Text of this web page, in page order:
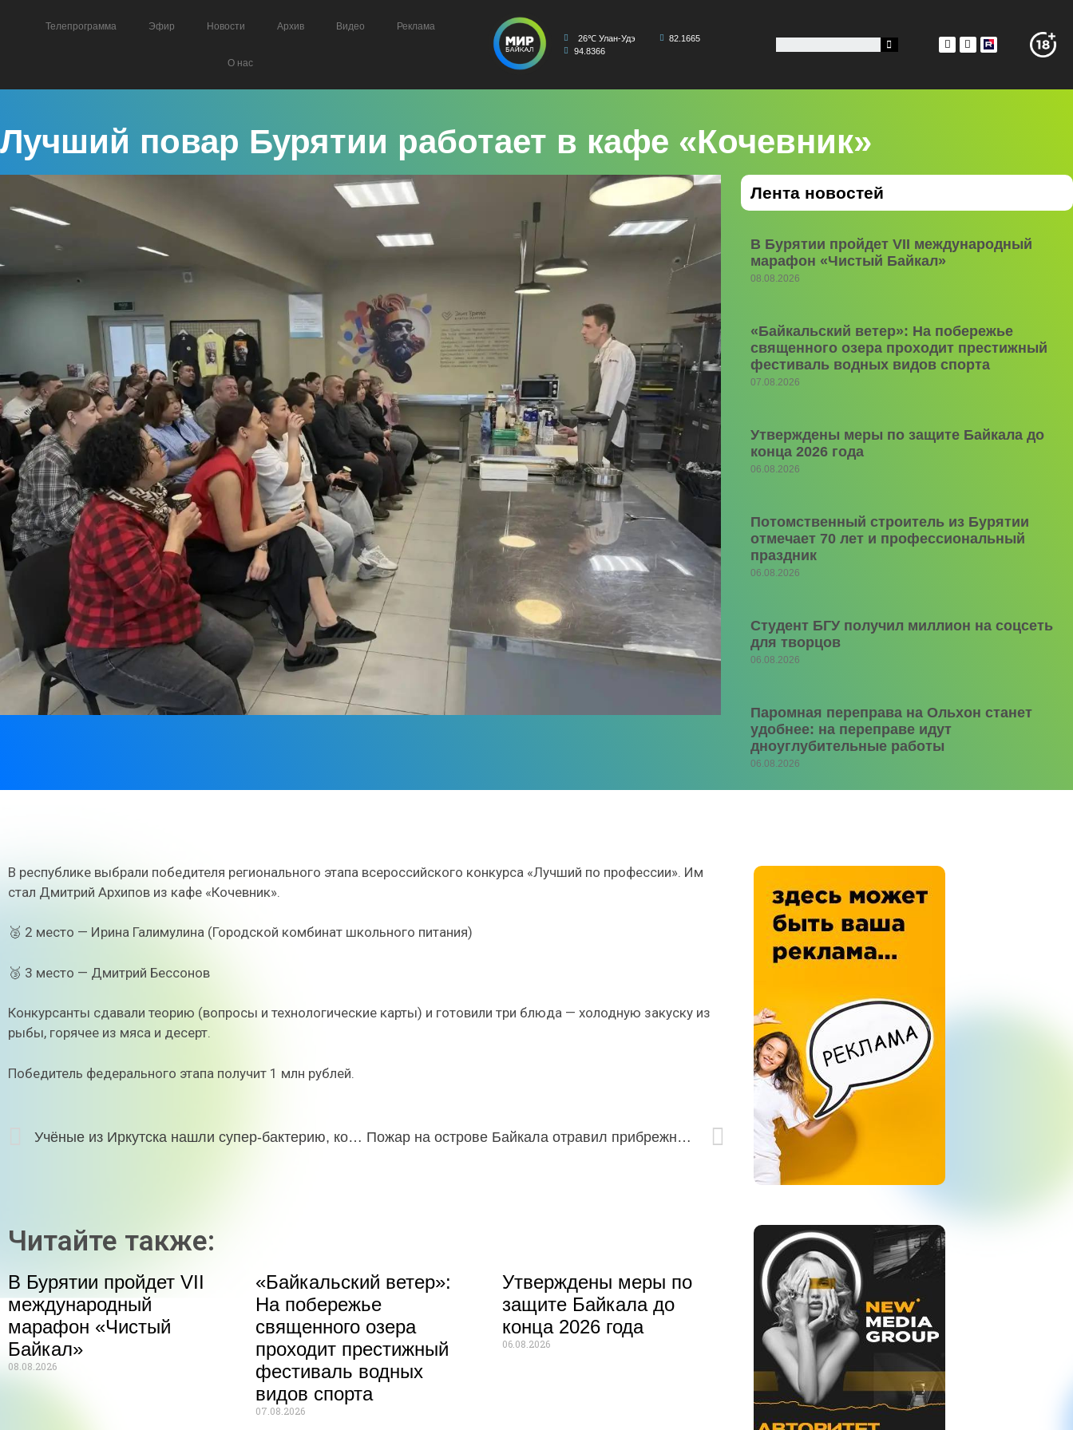
Телепрограмма Эфир Новости Архив Видео Реклама
О нас
26℃ Улан-Удэ
82.1665
94.8366
Лучший повар Бурятии работает в кафе «Кочевник»
Лента новостей
В Бурятии пройдет VII международный
марафон «Чистый Байкал»
08.08.2026
«Байкальский ветер»: На побережье
священного озера проходит престижный
фестиваль водных видов спорта
07.08.2026
Утверждены меры по защите Байкала до
конца 2026 года
06.08.2026
Потомственный строитель из Бурятии
отмечает 70 лет и профессиональный
праздник
06.08.2026
Студент БГУ получил миллион на соцсеть
для творцов
06.08.2026
Паромная переправа на Ольхон станет
удобнее: на переправе идут
дноуглубительные работы
06.08.2026
В республике выбрали победителя регионального этапа всероссийского конкурса «Лучший по профессии». Им
стал Дмитрий Архипов из кафе «Кочевник».
🥈 2 место — Ирина Галимулина (Городской комбинат школьного питания)
🥉 3 место — Дмитрий Бессонов
Конкурсанты сдавали теорию (вопросы и технологические карты) и готовили три блюда — холодную закуску из
рыбы, горячее из мяса и десерт.
Победитель федерального этапа получит 1 млн рублей.
Учёные из Иркутска нашли супер-бактерию, которая защищает редкое растение Пожар на острове Байкала отравил прибрежную воду на 8 лет
Читайте также:
В Бурятии пройдет VII
международный
марафон «Чистый
Байкал»
08.08.2026
«Байкальский ветер»:
На побережье
священного озера
проходит престижный
фестиваль водных
видов спорта
07.08.2026
Утверждены меры по
защите Байкала до
конца 2026 года
06.08.2026